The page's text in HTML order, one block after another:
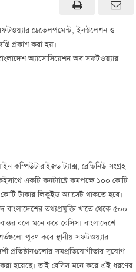
সফটওয়্যার ডেভেলপমেন্ট, ইনস্টলেশন ও
প্রকাশ করা হয়।
বাংলাদেশ অ্যাসোসিয়েশন অব সফটওয়্যার
কম্পিউটারাইজড ট্যাক্স, রেভিনিউ সংগ্রহ
একটি কনট্যাক্টে কমপক্ষে ১০০ কোটি
টাকার লিকুইড অ্যাসেট থাকতে হবে।
বাংলাদেশের তথ্যপ্রযুক্তি খাতে থেকে ৫০০
বলে মনে করে বেসিস। বাংলাদেশে
শর্তগুলো পূরণ করে স্থানীয় সফটওয়্যার
প্রতিষ্ঠানগুলোর সমপ্রতিযোগীতার সুযোগ
করা হয়েছে। তাই বেসিস মনে করে এই ধরণের